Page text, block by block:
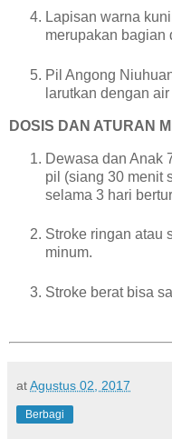
Lapisan warna
merupakan bagian
Pil Angong
larutkan dengan
DOSIS DAN ATURAN
Dewasa dan Anak
pil (siang 30 menit
selama 3 hari
Stroke ringan atau
minum.
Stroke berat bisa
atAgustus 02, 2017
Berbagi